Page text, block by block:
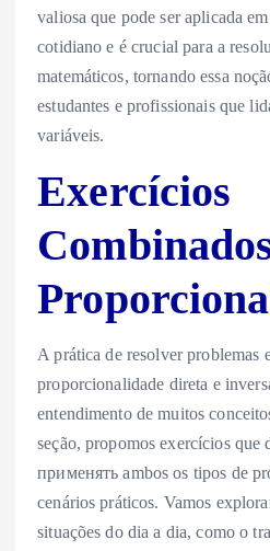
valiosa que pode ser aplicada
cotidiano e é crucial para a
matemáticos, tornando essa
estudantes e profissionais que
variáveis.
Exercícios
A prática de resolver problemas
proporcionalidade direta e
entendimento de muitos
seção, propomos exercícios que
применять ambos os tipos de
cenários práticos. Vamos
situações do dia a dia, como o